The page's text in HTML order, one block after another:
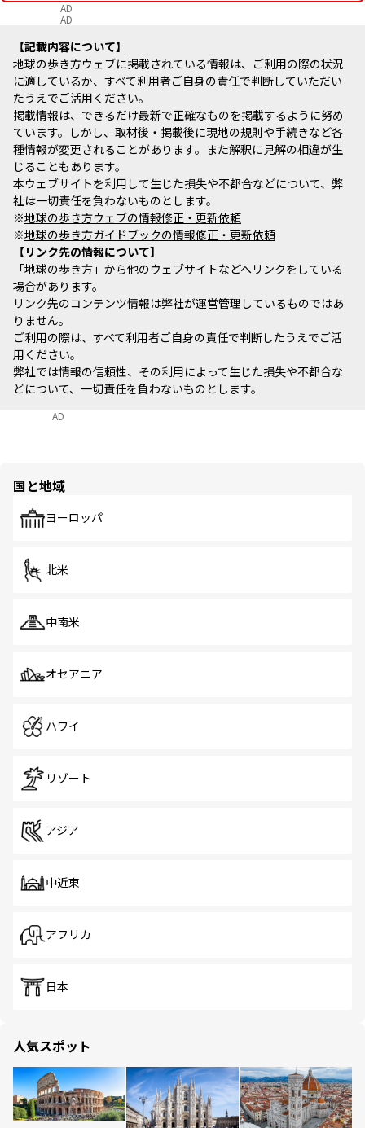
AD
AD
記載内容について
地球の歩き方ウェブに掲載されている情報は、ご利用の際の状況
に適しているか、すべて利用者ご自身の責任で判断していただい
たうえでご活用ください。
掲載情報は、できるだけ最新で正確なものを掲載するように努め
ています。しかし、取材後・掲載後に現地の規則や手続きなど各
種情報が変更されることがあります。また解釈に見解の相違が生
じることもあります。
本ウェブサイトを利用して生じた損失や不都合などについて、弊
社は一切責任を負わないものとします。
※地球の歩き方ウェブの情報修正・更新依頼
※地球の歩き方ガイドブックの情報修正・更新依頼
リンク先の情報について
「地球の歩き方」から他のウェブサイトなどへリンクをしている
場合があります。
リンク先のコンテンツ情報は弊社が運営管理しているものではあ
りません。
ご利用の際は、すべて利用者ご自身の責任で判断したうえでご活
用ください。
弊社では情報の信頼性、その利用によって生じた損失や不都合な
どについて、一切責任を負わないものとします。
AD
国と地域
ヨーロッパ
北米
中南米
オセアニア
ハワイ
リゾート
アジア
中近東
アフリカ
日本
人気スポット